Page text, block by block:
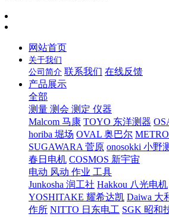
网站首页
关于我们
公司简介 联系我们 在线反馈
产品展示
全部
测量 测会 测定 仪器
Malcom 马康 TOYO 东洋测器
horiba 堀场 OVAL 奥巴尔
SUGAWARA 菅原 onosokki 小野
春日电机 COSMOS 新宇宙
电动 风动 作业 工具
Junkosha 润工社 Hakkou 八光电机
YOSHITAKE 耀希达凯 Daiwa 大
作所 NITTO 日东电工 SGK 昭和